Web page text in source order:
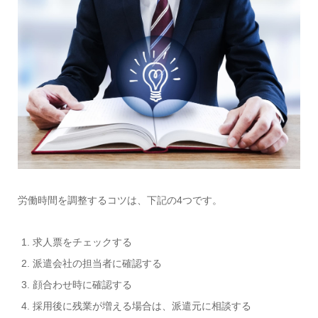
労働時間を調整するコツは、下記の4つです。
求人票をチェックする
派遣会社の担当者に確認する
顔合わせ時に確認する
採用後に残業が増える場合は、派遣元に相談する